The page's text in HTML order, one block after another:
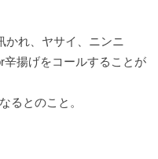
かれ、ヤサイ、ニンニ
辛揚げをコールすることが
るとのこと。